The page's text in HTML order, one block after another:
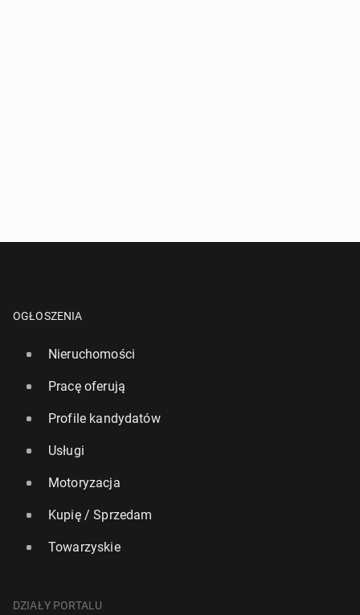
OGŁOSZENIA
Nieruchomości
Pracę oferują
Profile kandydatów
Usługi
Motoryzacja
Kupię / Sprzedam
Towarzyskie
DZIAŁY PORTALU